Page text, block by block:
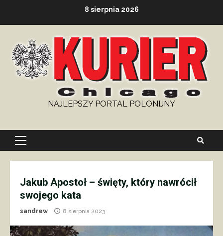
8 sierpnia 2026
NAJLEPSZY PORTAL POLONIJNY
Primary
Jakub Apostoł – święty, który nawrócił
swojego kata
sandrew 8 sierpnia 2023